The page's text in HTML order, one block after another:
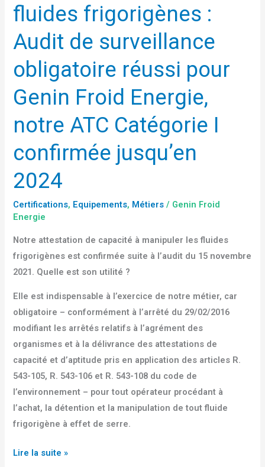
fluides frigorigènes :
Audit de surveillance
obligatoire réussi pour
Genin Froid Energie,
notre ATC Catégorie I
confirmée jusqu’en
2024
Certifications, Equipements, Métiers / Genin Froid
Energie
Notre attestation de capacité à manipuler les fluides
frigorigènes est confirmée suite à l’audit du 15 novembre
2021. Quelle est son utilité ?
Elle est indispensable à l’exercice de notre métier, car
obligatoire – conformément à l’arrêté du 29/02/2016
modifiant les arrêtés relatifs à l’agrément des
organismes et à la délivrance des attestations de
capacité et d’aptitude pris en application des articles R.
543-105, R. 543-106 et R. 543-108 du code de
l’environnement – pour tout opérateur procédant à
l’achat, la détention et la manipulation de tout fluide
frigorigène à effet de serre.
frigorigènes
Audit
surveillance
obligatoire
réussi
pour
Froid
notre
ATC
Catégorie
Lire la suite »